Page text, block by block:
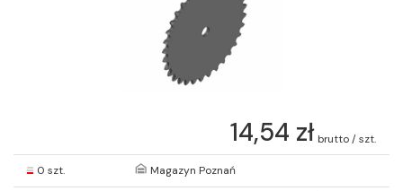
14,54 zł brutto / szt.
0 szt. Magazyn Poznań